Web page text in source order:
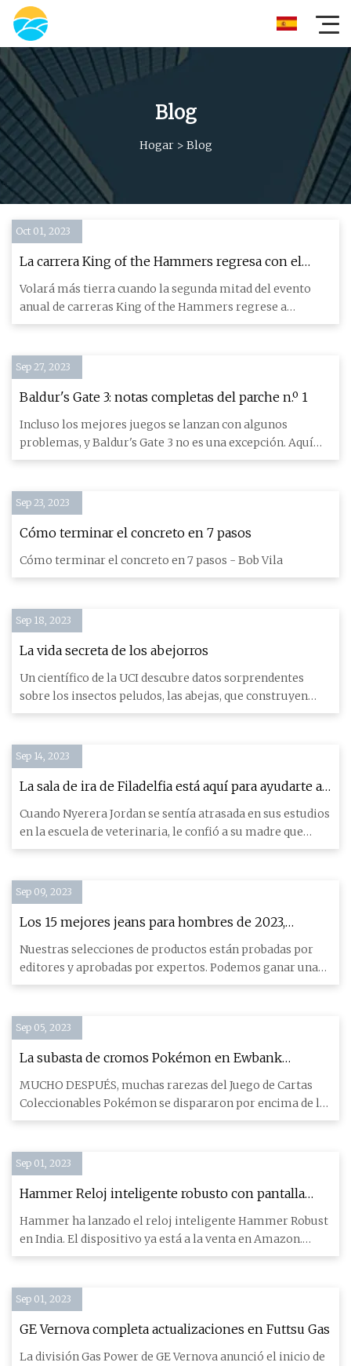
Blog
Hogar> Blog
Oct 01, 2023
La carrera King of the Hammers regresa con el
cantante de American Idol Chayce Beckham
Volará más tierra cuando la segunda mitad del evento
anual de carreras King of the Hammers regrese a
Johnson Valley est
Sep 27, 2023
Baldur's Gate 3: notas completas del parche n.º 1
Incluso los mejores juegos se lanzan con algunos
problemas, y Baldur's Gate 3 no es una excepción. Aquí
están las nota
Sep 23, 2023
Cómo terminar el concreto en 7 pasos
Cómo terminar el concreto en 7 pasos - Bob Vila
Sep 18, 2023
La vida secreta de los abejorros
Un científico de la UCI descubre datos sorprendentes
sobre los insectos peludos, las abejas, que construyen
microcervec
Sep 14, 2023
La sala de ira de Filadelfia está aquí para ayudarte a
aliviar el estrés
Cuando Nyerera Jordan se sentía atrasada en sus estudios
en la escuela de veterinaria, le confió a su madre que
estaba
Sep 09, 2023
Los 15 mejores jeans para hombres de 2023,
probados y revisados ​​por expertos en estilo
Nuestras selecciones de productos están probadas por
editores y aprobadas por expertos. Podemos ganar una
comisión a t
Sep 05, 2023
La subasta de cromos Pokémon en Ewbank
recauda la friolera de £136.000
MUCHO DESPUÉS, muchas rarezas del Juego de Cartas
Coleccionables Pokémon se dispararon por encima de lo
estimado para cr
Sep 01, 2023
Hammer Reloj inteligente robusto con pantalla
AMOLED y llamadas Bluetooth lanzadas por Rs.
2999
Hammer ha lanzado el reloj inteligente Hammer Robust
en India. El dispositivo ya está a la venta en Amazon.
Veamos la
Sep 01, 2023
GE Vernova completa actualizaciones en Futtsu Gas
La división Gas Power de GE Vernova anunció el inicio de